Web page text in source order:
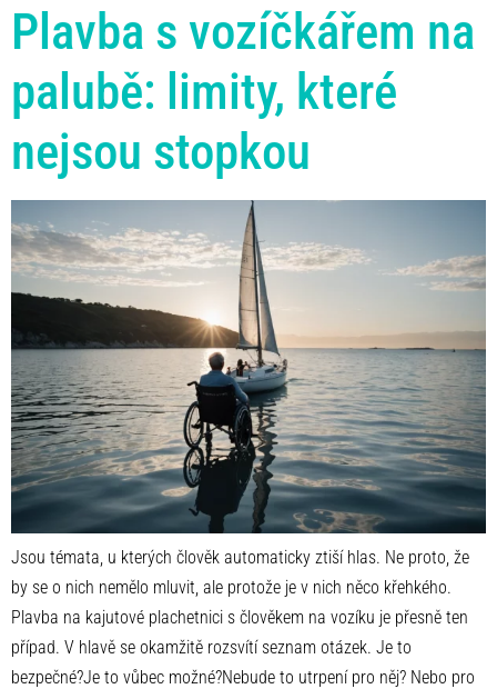
Plavba s vozíčkářem na
palubě: limity, které
nejsou stopkou
Jsou témata, u kterých člověk automaticky ztiší hlas. Ne proto, že
by se o nich nemělo mluvit, ale protože je v nich něco křehkého.
Plavba na kajutové plachetnici s člověkem na vozíku je přesně ten
případ. V hlavě se okamžitě rozsvítí seznam otázek. Je to
bezpečné?Je to vůbec možné?Nebude to utrpení pro něj? Nebo pro